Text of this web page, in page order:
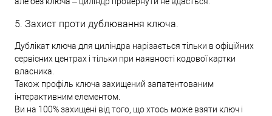
5. Захист проти дублювання ключа.
Дублікат ключа для циліндра нарізається тільки в офіційних
сервісних центрах і тільки при наявності кодової картки
власника.
Також профіль ключа захищений запатентованим
інтерактивним елементом.
Ви на 100% захищені від того, що хтось може взяти ключ і